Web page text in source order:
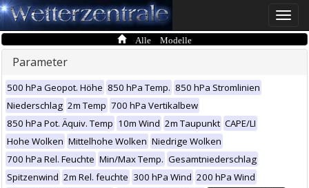
Toggle
Alle Modelle
Parameter
500 hPa Geopot. Höhe 850 hPa Temp. 850 hPa Stromlinien
Niederschlag 2m Temp 700 hPa Vertikalbew
850 hPa Pot. Äquiv. Temp 10m Wind 2m Taupunkt CAPE/LI
Hohe Wolken Mittelhohe Wolken Niedrige Wolken
700 hPa Rel. Feuchte Min/Max Temp. Gesamtniederschlag
Spitzenwind 2m Rel. feuchte 300 hPa Wind 200 hPa Wind